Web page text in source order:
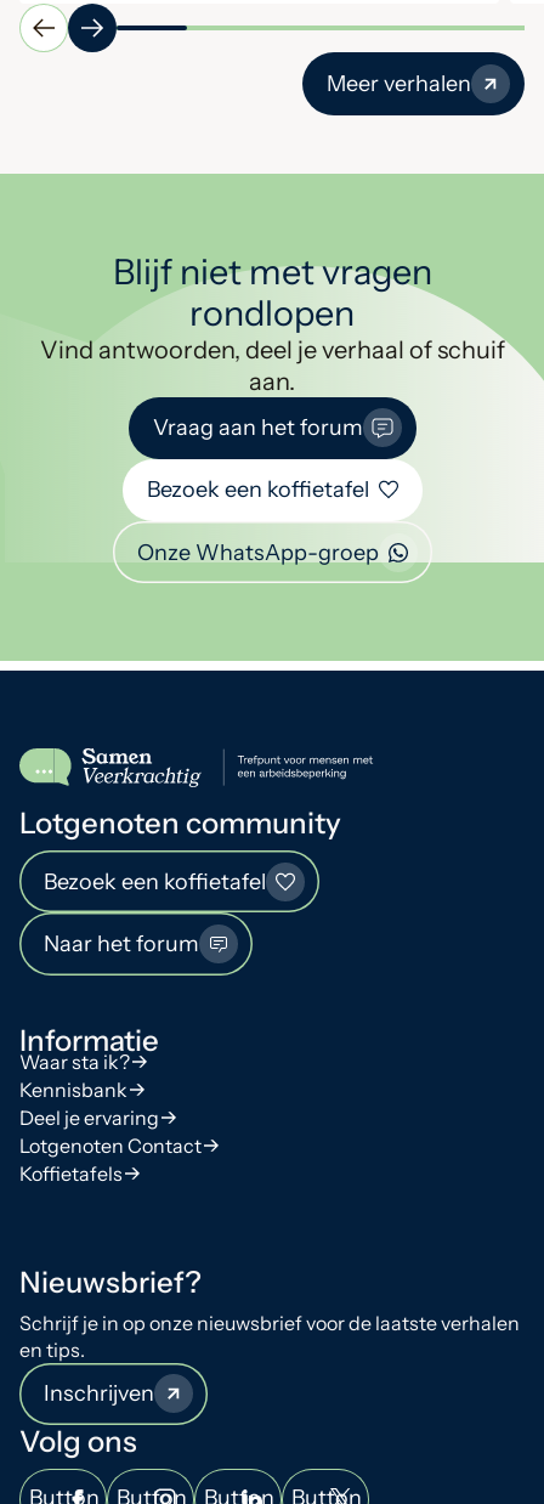
Meer verhalen
Blijf niet met vragen
rondlopen
Vind antwoorden, deel je verhaal of schuif
aan.
Vraag aan het forum
Bezoek een koffietafel
Onze WhatsApp-groep
Lotgenoten community
Bezoek een koffietafel
Naar het forum
Informatie
Waar sta ik?
Kennisbank
Deel je ervaring
Lotgenoten Contact
Koffietafels
Nieuwsbrief?
Schrijf je in op onze nieuwsbrief voor de laatste verhalen
en tips.
Inschrijven
Volg ons
Button Button Button Button